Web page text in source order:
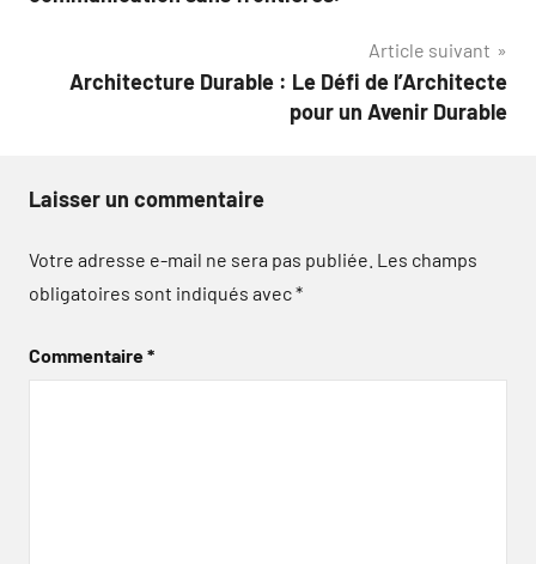
Article suivant
Architecture Durable : Le Défi de l’Architecte
pour un Avenir Durable
Laisser un commentaire
Votre adresse e-mail ne sera pas publiée. Les champs
obligatoires sont indiqués avec*
Commentaire*